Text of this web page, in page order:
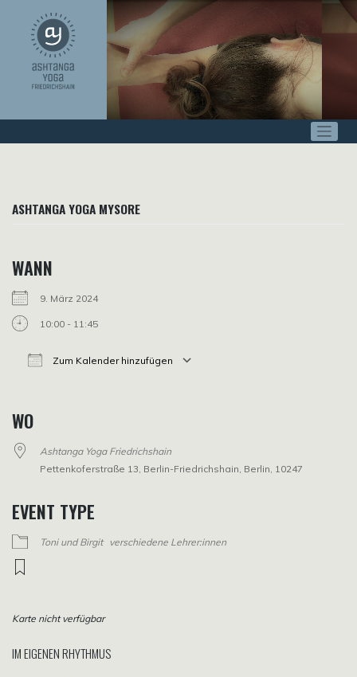
springen
ASHTANGA YOGA MYSORE
WANN
9. März 2024
10:00 - 11:45
Zum Kalender hinzufügen
WO
Ashtanga Yoga Friedrichshain
Pettenkoferstraße 13, Berlin-Friedrichshain, Berlin, 10247
EVENT TYPE
Toni und Birgit verschiedene Lehrer:innen
Karte nicht verfügbar
IM EIGENEN RHYTHMUS